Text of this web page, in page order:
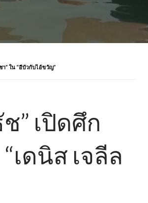
า” ใน “อีบัวกับไอ้ขวัญ”
” เปิดศึก
เดนิส เจลีล